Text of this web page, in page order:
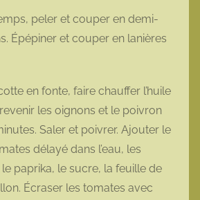
peler et couper en demi-
Épépiner et couper en lanières
en fonte, faire chauffer l’huile
les oignons et le poivron
Saler et poivrer. Ajouter le
délayé dans l’eau, les
paprika, le sucre, la feuille de
Écraser les tomates avec